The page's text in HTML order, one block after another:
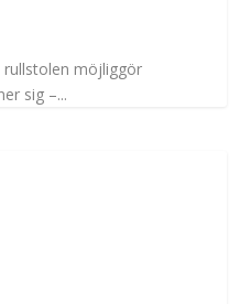
rullstolen möjliggör
sig –...